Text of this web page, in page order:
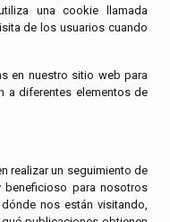
una cookie llamada
de los usuarios cuando
en nuestro sitio web para
a diferentes elementos de
realizar un seguimiento de
para nosotros
nos están visitando,